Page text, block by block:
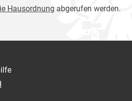
Hausordnung abgerufen werden.